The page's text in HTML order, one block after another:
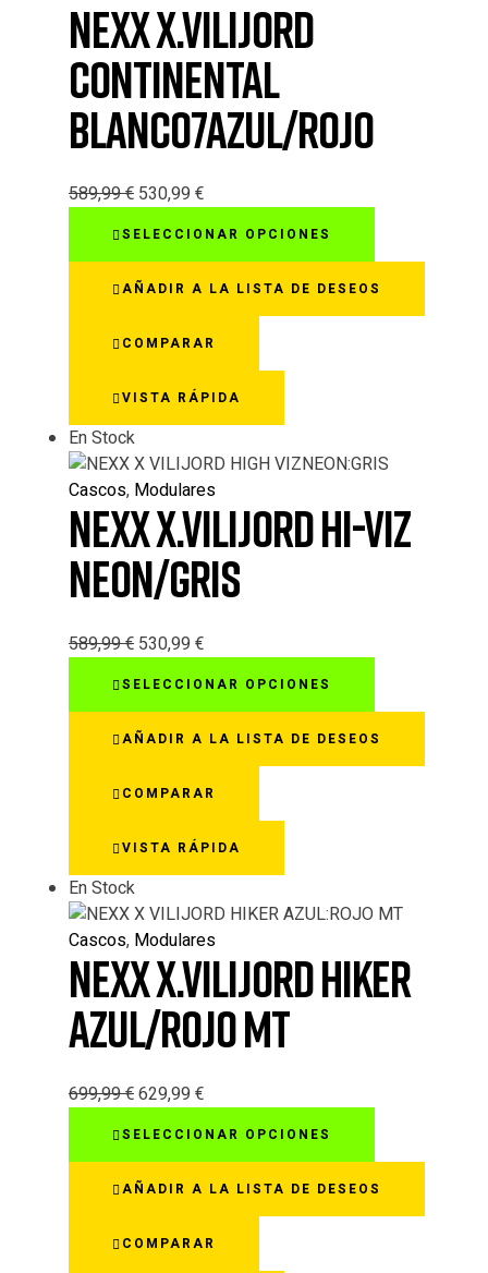
NEXX X.VILIJORD
CONTINENTAL
BLANCO7AZUL/ROJO
589,99€ 530,99 €
SELECCIONAR OPCIONES
múltiples
variantes.
elegir
la
página
AÑADIR A LA LISTA DE DESEOS
COMPARAR
VISTA RÁPIDA
En Stock
Cascos, Modulares
NEXX X.VILIJORD HI-VIZ
NEON/GRIS
589,99€ 530,99 €
SELECCIONAR OPCIONES
múltiples
variantes.
elegir
la
página
AÑADIR A LA LISTA DE DESEOS
COMPARAR
VISTA RÁPIDA
En Stock
Cascos, Modulares
NEXX X.VILIJORD HIKER
AZUL/ROJO MT
699,99€629,99 €
SELECCIONAR OPCIONES
múltiples
variantes.
AÑADIR A LA LISTA DE DESEOS
COMPARAR